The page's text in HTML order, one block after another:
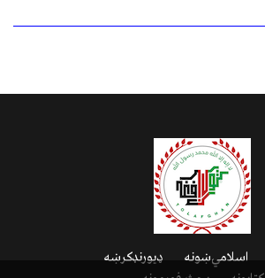
اسلامي‌ښونه
ډیورنډ‌کرښه